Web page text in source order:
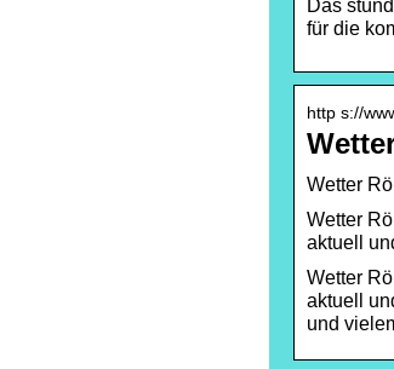
Das
für die
http s://
Wetter
Wetter
aktuell
Wetter
aktuell
und